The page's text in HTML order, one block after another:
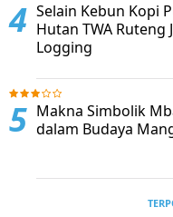
Selain Kebun Kopi
Hutan TWA Ruteng
Logging
Makna Simbolik
dalam Budaya